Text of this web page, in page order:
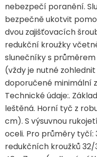
Kolekce
Prodávané značky
Klub
Naše katalogy
O nás
nebezpečí poranění.
bezpečně ukotvit
dvou zajišťovacích
redukční kroužky
slunečníky s
(vždy je nutné
doporučené minimální
Technické údaje:.
leštěná. Horní tyč z
cm). S výsuvnou
oceli. Pro průměry tyčí:
redukčních kroužků